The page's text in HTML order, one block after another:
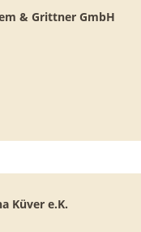
& Grittner GmbH
Küver e.K.